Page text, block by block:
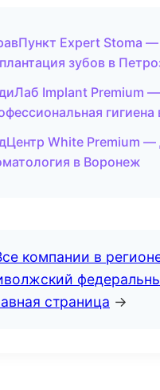
Expert Stoma —
зубов в
Implant Premium —
гигиена
White Premium —
в Воронеж
компании в
страница →